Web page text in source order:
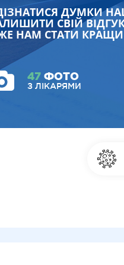
ДУМКИ
СВІЙ
НАМ СТАТИ
47 ФОТО
З ЛІКАРЯМИ